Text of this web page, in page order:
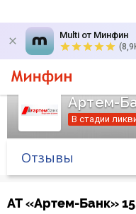
Multi от Минфин
Артем-
В стадии
Отзывы
АТ «Артем-Банк»